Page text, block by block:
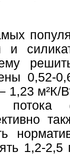
и
0,52-
1,23 м²К/
потока
1,2-